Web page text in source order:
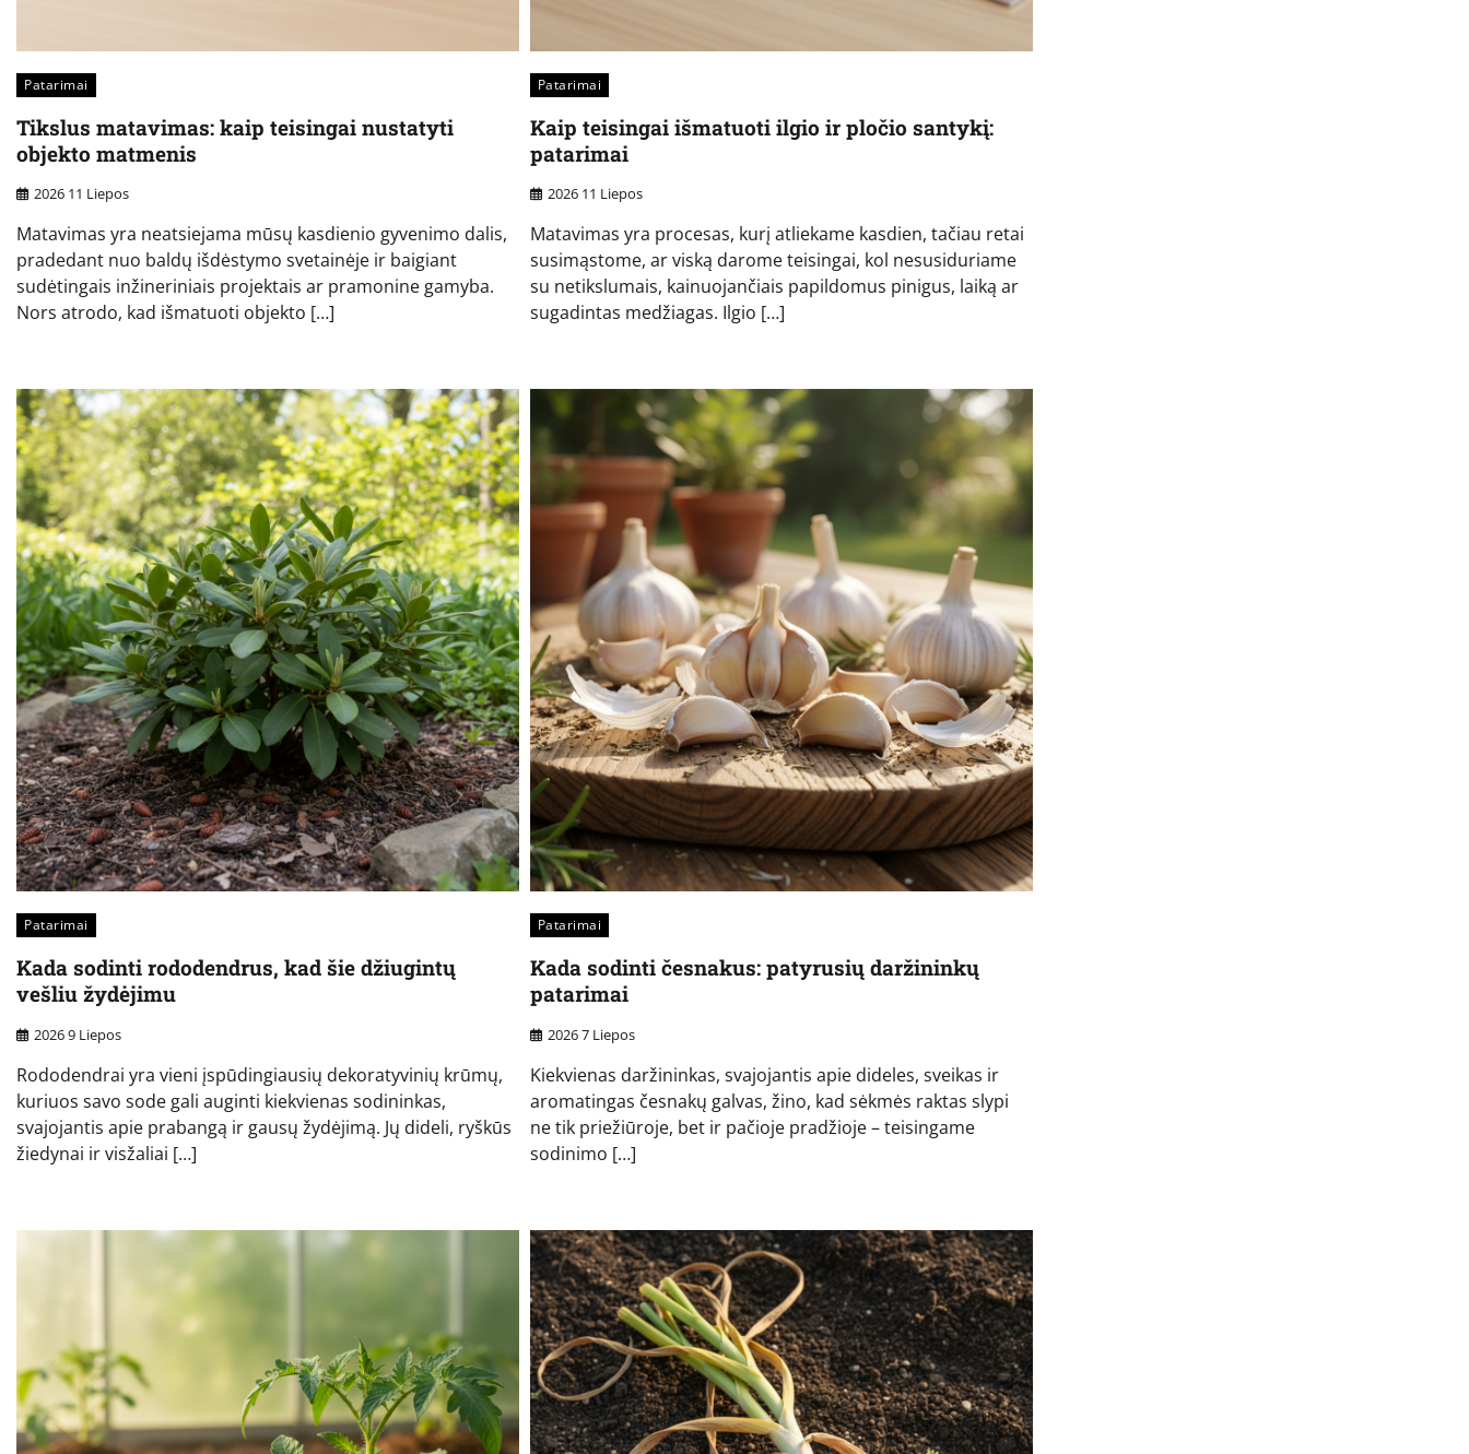
Patarimai
Tikslus matavimas: kaip teisingai nustatyti
objekto matmenis
2026 11 Liepos
Matavimas yra neatsiejama mūsų kasdienio gyvenimo dalis,
pradedant nuo baldų išdėstymo svetainėje ir baigiant
sudėtingais inžineriniais projektais ar pramonine gamyba.
Nors atrodo, kad išmatuoti objekto […]
Patarimai
Kaip teisingai išmatuoti ilgio ir pločio santykį:
patarimai
2026 11 Liepos
Matavimas yra procesas, kurį atliekame kasdien, tačiau retai
susimąstome, ar viską darome teisingai, kol nesusiduriame
su netikslumais, kainuojančiais papildomus pinigus, laiką ar
sugadintas medžiagas. Ilgio […]
Patarimai
Kada sodinti rododendrus, kad šie džiugintų
vešliu žydėjimu
2026 9 Liepos
Rododendrai yra vieni įspūdingiausių dekoratyvinių krūmų,
kuriuos savo sode gali auginti kiekvienas sodininkas,
svajojantis apie prabangą ir gausų žydėjimą. Jų dideli, ryškūs
žiedynai ir visžaliai […]
Patarimai
Kada sodinti česnakus: patyrusių daržininkų
patarimai
2026 7 Liepos
Kiekvienas daržininkas, svajojantis apie dideles, sveikas ir
aromatingas česnakų galvas, žino, kad sėkmės raktas slypi
ne tik priežiūroje, bet ir pačioje pradžioje – teisingame
sodinimo […]